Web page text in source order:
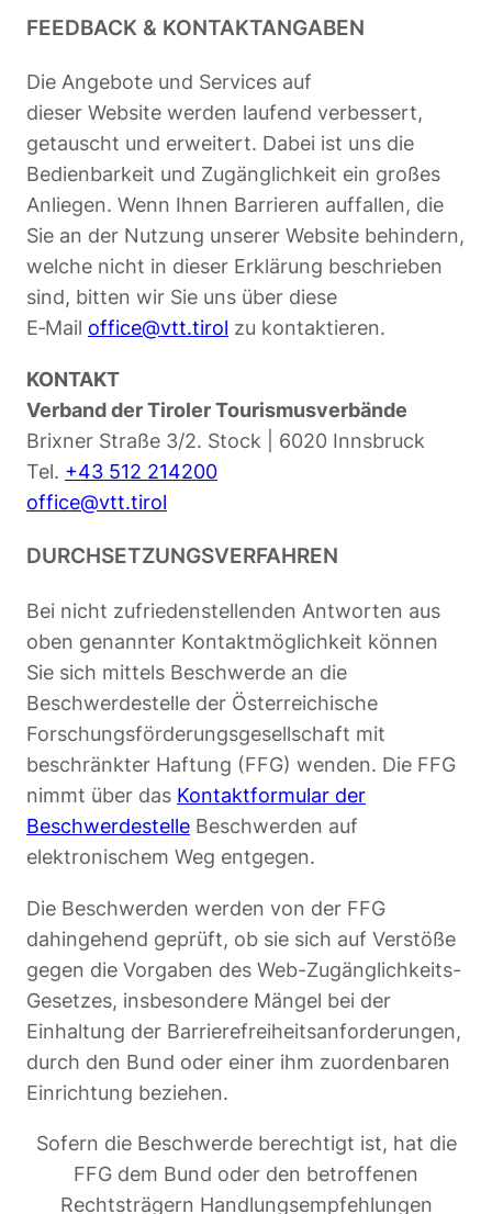
FEEDBACK & KONTAKTANGABEN
Die Angebote und Services auf
dieser Website werden laufend verbessert,
getauscht und erweitert. Dabei ist uns die
Bedienbarkeit und Zugänglichkeit ein großes
Anliegen. Wenn Ihnen Barrieren auffallen, die
Sie an der Nutzung unserer Website behindern,
welche nicht in dieser Erklärung beschrieben
sind, bitten wir Sie uns über diese
E‑Mail office@vtt.tirol zu kontaktieren.
KONTAKT
Verband der Tiroler Tourismusverbände
Brixner Straße 3/2. Stock | 6020 Innsbruck
Tel. +43 512 214200
office@vtt.tirol
DURCHSETZUNGSVERFAHREN
Bei nicht zufriedenstellenden Antworten aus
oben genannter Kontaktmöglichkeit können
Sie sich mittels Beschwerde an die
Beschwerdestelle der Österreichische
Forschungsförderungsgesellschaft mit
beschränkter Haftung (FFG) wenden. Die FFG
nimmt über das Kontaktformular der
Beschwerdestelle Beschwerden auf
elektronischem Weg entgegen.
Die Beschwerden werden von der FFG
dahingehend geprüft, ob sie sich auf Verstöße
gegen die Vorgaben des Web-Zugänglichkeits-
Gesetzes, insbesondere Mängel bei der
Einhaltung der Barrierefreiheitsanforderungen,
durch den Bund oder einer ihm zuordenbaren
Einrichtung beziehen.
Sofern die Beschwerde berechtigt ist, hat die
FFG dem Bund oder den betroffenen
Rechtsträgern Handlungsempfehlungen